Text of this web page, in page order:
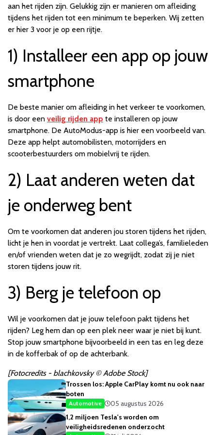
aan het rijden zijn. Gelukkig zijn er manieren om afleiding
tijdens het rijden tot een minimum te beperken. Wij zetten
er hier 3 voor je op een rijtje.
1) Installeer een app op jouw
smartphone
De beste manier om afleiding in het verkeer te voorkomen,
is door een veilig rijden app te installeren op jouw
smartphone. De AutoModus-app is hier een voorbeeld van.
Deze app helpt automobilisten, motorrijders en
scooterbestuurders om mobielvrij te rijden.
2) Laat anderen weten dat
je onderweg bent
Om te voorkomen dat anderen jou storen tijdens het rijden,
licht je hen in voordat je vertrekt. Laat collega’s, familieleden
en/of vrienden weten dat je zo wegrijdt, zodat zij je niet
storen tijdens jouw rit.
3) Berg je telefoon op
Wil je voorkomen dat je jouw telefoon pakt tijdens het
rijden? Leg hem dan op een plek neer waar je niet bij kunt.
Stop jouw smartphone bijvoorbeeld in een tas en leg deze
in de kofferbak of op de achterbank.
[Fotocredits - blachkovsky © Adobe Stock]
Trossen los: Apple CarPlay komt nu ook naar
boten
Automotive
05 augustus 2026
1,2 miljoen Tesla's worden om
veiligheidsredenen onderzocht